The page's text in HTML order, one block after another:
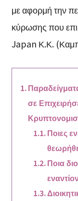
με αφορμή την
κύρωσης που
Japan Κ.Κ.
σε
Ποιες
Ποια